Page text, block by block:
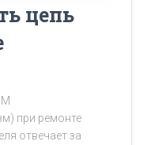
цепь
при ремонте
отвечает за